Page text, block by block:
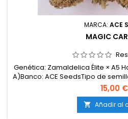
MARCA: ACE
MAGIC
Genética: Zamaldelica Élite × A5
A)Banco: ACE SeedsTipo de
índica: 80 % sativa / 20 %
1,90 %Floración en interior:
exterior: finales de
noviembreProducción:
15,00 €
 Añadir al